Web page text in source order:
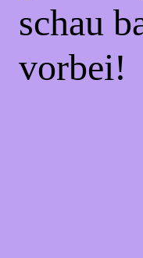
schau
vorbei!